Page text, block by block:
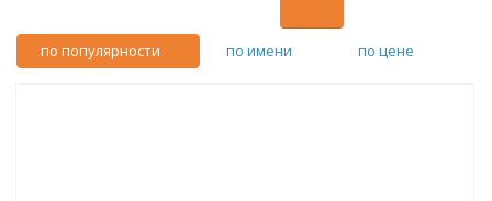
по популярности по имени по цене